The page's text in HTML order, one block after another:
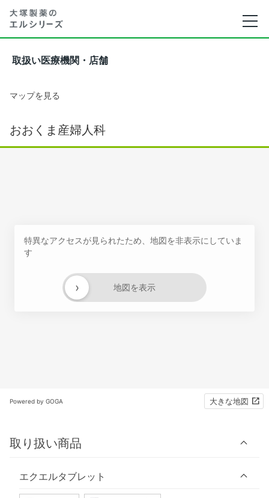
取扱い医療機関・店舗
マップを見る
おおくま産婦人科
特異なアクセスが見られたため、地図を非表示にしていま
す
地図を表示
›
Powered by GOGA 大きな地図
取り扱い商品
エクエルタブレット